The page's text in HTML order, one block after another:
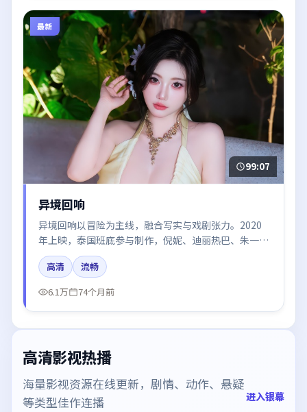
最新
99:07
异境回响
异境回响以冒险为主线，融合写实与戏剧张力。2020
年上映，泰国班底参与制作，倪妮、迪丽热巴、朱一
龙、黄渤、肖战在片中呈现细腻表演，影像风格统一，
配乐与剪辑强化了情绪曲线。
高清
流畅
6.1万
74个月前
高清影视热播
海量影视资源在线更新，剧情、动作、悬疑
等类型佳作连播
进入银幕